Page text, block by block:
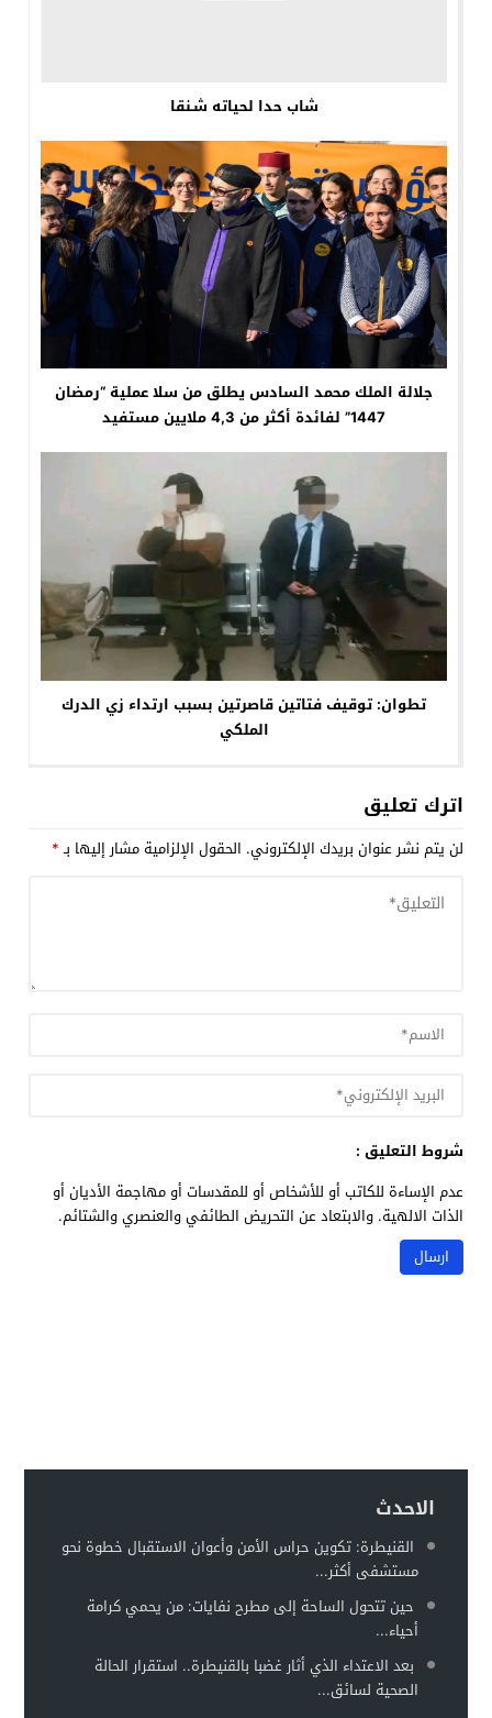
شاب حدا لحياته شـنقا
جلالة الملك محمد السادس يطلق من سلا عملية “رمضان
1447” لفائدة أكثر من 4,3 ملايين مستفيد
تطوان: توقيف فتاتين قاصرتين بسبب ارتداء زي الدرك
الملكي
اترك تعليق
لن يتم نشر عنوان بريدك الإلكتروني. الحقول الإلزامية مشار إليها بـ*
شروط التعليق :
عدم الإساءة للكاتب أو للأشخاص أو للمقدسات أو مهاجمة الأديان أو
الذات الالهية. والابتعاد عن التحريض الطائفي والعنصري والشتائم.
الاحدث
القنيطرة: تكوين حراس الأمن وأعوان الاستقبال خطوة نحو
مستشفى أكثر...
حين تتحول الساحة إلى مطرح نفايات: من يحمي كرامة
أحياء...
بعد الاعتداء الذي أثار غضبا بالقنيطرة.. استقرار الحالة
الصحية لسائق...